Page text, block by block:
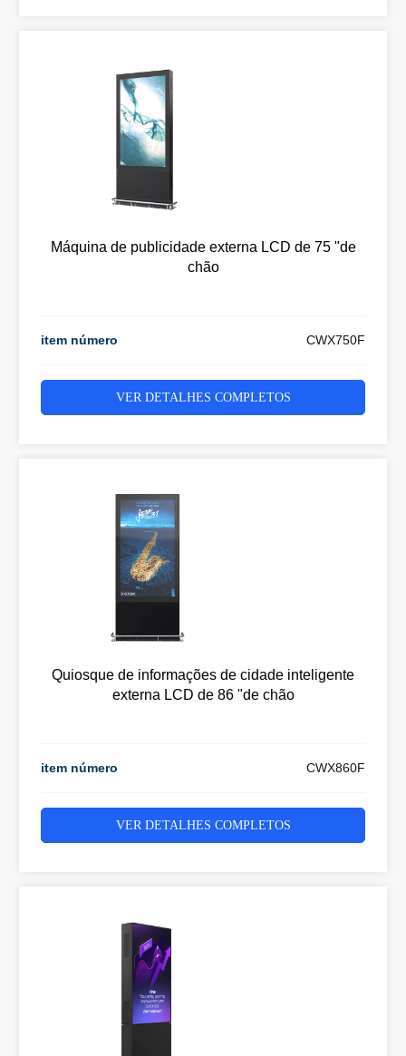
Máquina de publicidade externa LCD de 75 "de
chão
item número CWX750F
VER DETALHES COMPLETOS
Quiosque de informações de cidade inteligente
externa LCD de 86 "de chão
item número CWX860F
VER DETALHES COMPLETOS